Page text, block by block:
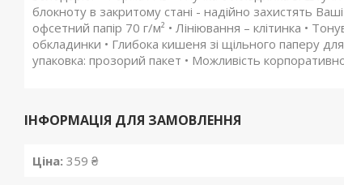
блокноту в закритому стані - надійно захистять
офсетний папір 70 г/м² • Лініювання – клітинка •
обкладинки • Глибока кишеня зі щільного паперу
упаковка: прозорий пакет • Можливість
ІНФОРМАЦІЯ ДЛЯ ЗАМОВЛЕННЯ
Ціна: 359 ₴